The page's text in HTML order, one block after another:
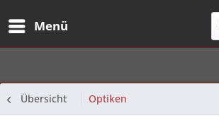
Menü
Übersicht Optiken